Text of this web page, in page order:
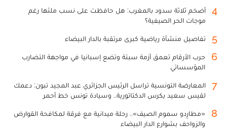
4
أضخم ثلاثة سدود بالمغرب: هل حافظت على نسب ملئها رغم
موجات الحر الصيفية؟
5 تفاصيل منشأة رياضية كبرى مرتقبة بالدار البيضاء
6
حرب الأرقام تعمق أزمة سبتة وتضع إسبانيا في مواجهة التضارب
المؤسساتي
7
المعارضة التونسية تراسل الرئيس الجزائري عبد المجيد تبون: دعمك
لقيس سعيد يكرس الدكتاتورية.. وسيادة تونس خط أحمر
8
«مطارِدو سموم الصيف».. رحلة ميدانية مع فرقة لمكافحة القوارض
والزواحف بشوارع الدار البيضاء